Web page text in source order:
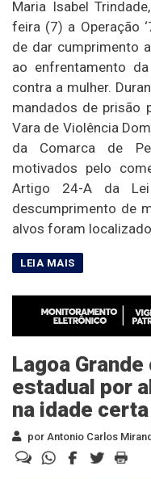
Maria Isabel
feira (7) a Operação
de dar cumprimento
ao enfrentamento
contra a mulher.
mandados de prisão
Vara de Violência
da Comarca de
motivados pelo
Artigo 24-A da
descumprimento de
alvos foram
Lagoa
estadual por
na idade certa
por Antonio Carlos